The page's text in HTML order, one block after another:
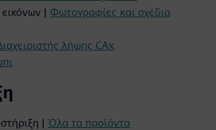
| Φωτογραφίες και σχέδια
λήψης CAx
| Όλα τα προϊόντα